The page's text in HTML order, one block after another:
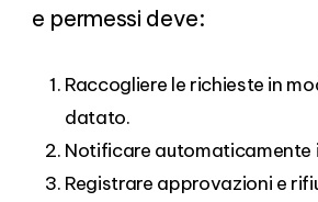
e permessi deve:
Raccogliere le richieste in
datato.
Notificare automaticamente
Registrare approvazioni e